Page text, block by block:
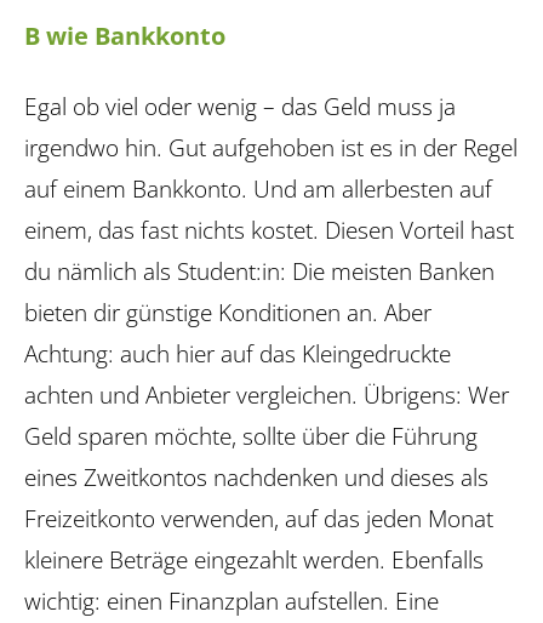
B wie Bankkonto
Egal ob viel oder wenig – das Geld muss ja
irgendwo hin. Gut aufgehoben ist es in der Regel
auf einem Bankkonto. Und am allerbesten auf
einem, das fast nichts kostet. Diesen Vorteil hast
du nämlich als Student:in: Die meisten Banken
bieten dir günstige Konditionen an. Aber
Achtung: auch hier auf das Kleingedruckte
achten und Anbieter vergleichen. Übrigens: Wer
Geld sparen möchte, sollte über die Führung
eines Zweitkontos nachdenken und dieses als
Freizeitkonto verwenden, auf das jeden Monat
kleinere Beträge eingezahlt werden. Ebenfalls
wichtig: einen Finanzplan aufstellen. Eine